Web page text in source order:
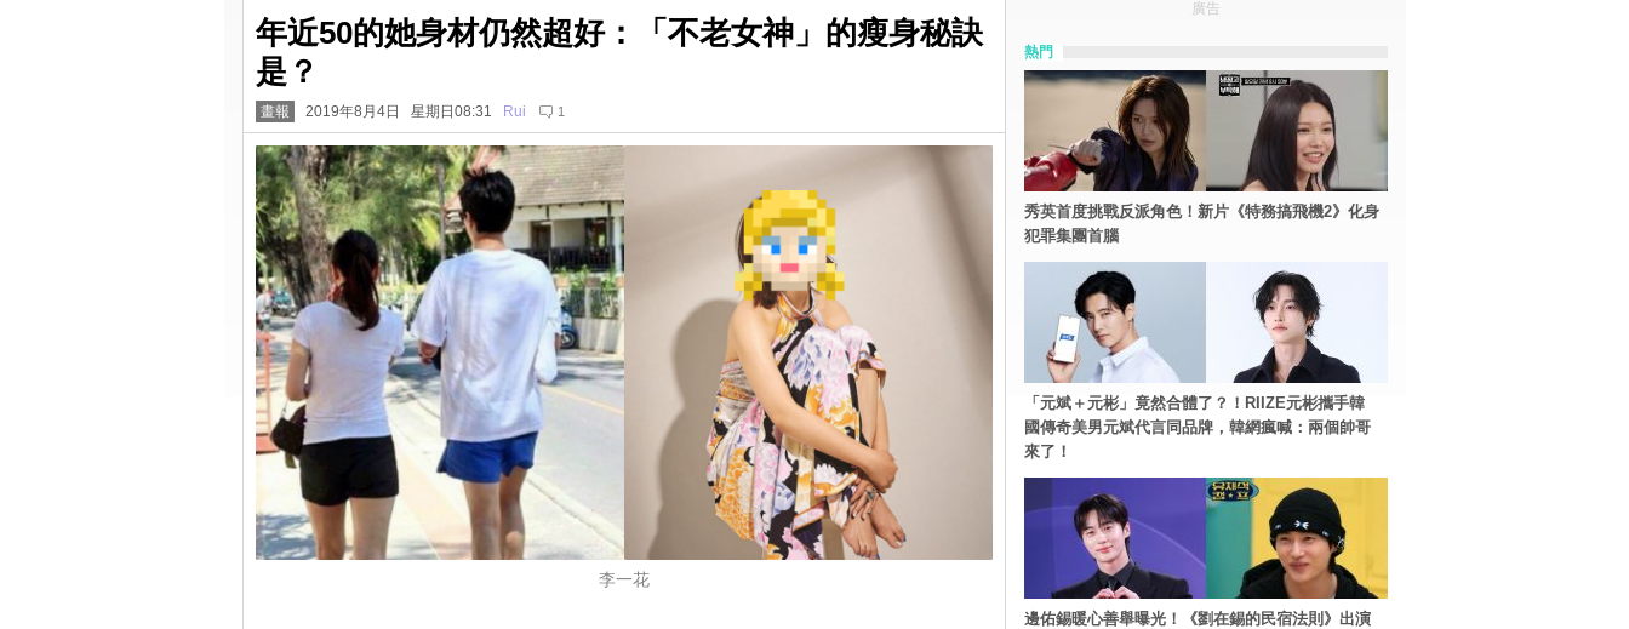
年近50的她身材仍然超好：「不老女神」的瘦身秘訣
是？
畫報 2019年8月4日 星期日08:31 Rui 1
李一花
廣告
熱門
秀英首度挑戰反派角色！新片《特務搞飛機2》化身
犯罪集團首腦
「元斌＋元彬」竟然合體了？！RIIZE元彬攜手韓
國傳奇美男元斌代言同品牌，韓網瘋喊：兩個帥哥
來了！
邊佑錫暖心善舉曝光！《劉在錫的民宿法則》出演